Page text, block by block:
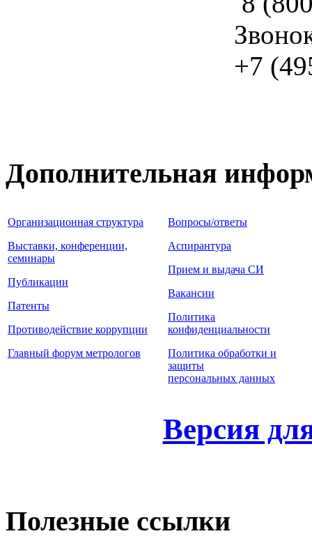
+7
Дополнительная
Организационная структура
Выставки, конференции,
семинары
Публикации
Патенты
Противодействие коррупции
Главный форум метрологов
Вопросы/ответы
Аспирантура
Прием и выдача СИ
Вакансии
Политика
конфиденциальности
Политика обработки и
защиты
персональных данных
Версия
Полезные ссылки